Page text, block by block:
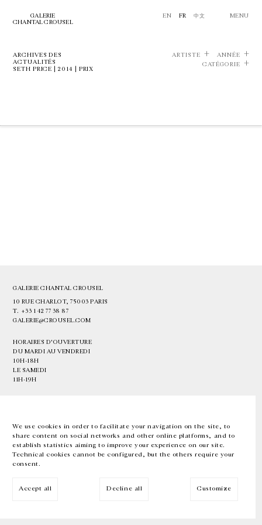
We use cookies in order to facilitate your navigation on the site, to
share content on social networks and other online platforms, and to
establish statistics aiming to improve your experience on our site.
Technical cookies cannot be configured, but the others require your
consent.
Accept all Decline all Customize
GALERIE
CHANTAL CROUSEL
EN FR 中文 MENU
ARCHIVES DES
ACTUALITÉS
SETH PRICE | 2014 | PRIX
ARTISTE
ANNÉE
CATÉGORIE
GALERIE CHANTAL CROUSEL
10 RUE CHARLOT, 75003 PARIS
T. +33 1 42 77 38 87
GALERIE@CROUSEL.COM
HORAIRES D'OUVERTURE
DU MARDI AU VENDREDI
10H-18H
LE SAMEDI
11H-19H
EN FR 中文 Facebook Instagram
Inscrivez-vous à notre newsletter